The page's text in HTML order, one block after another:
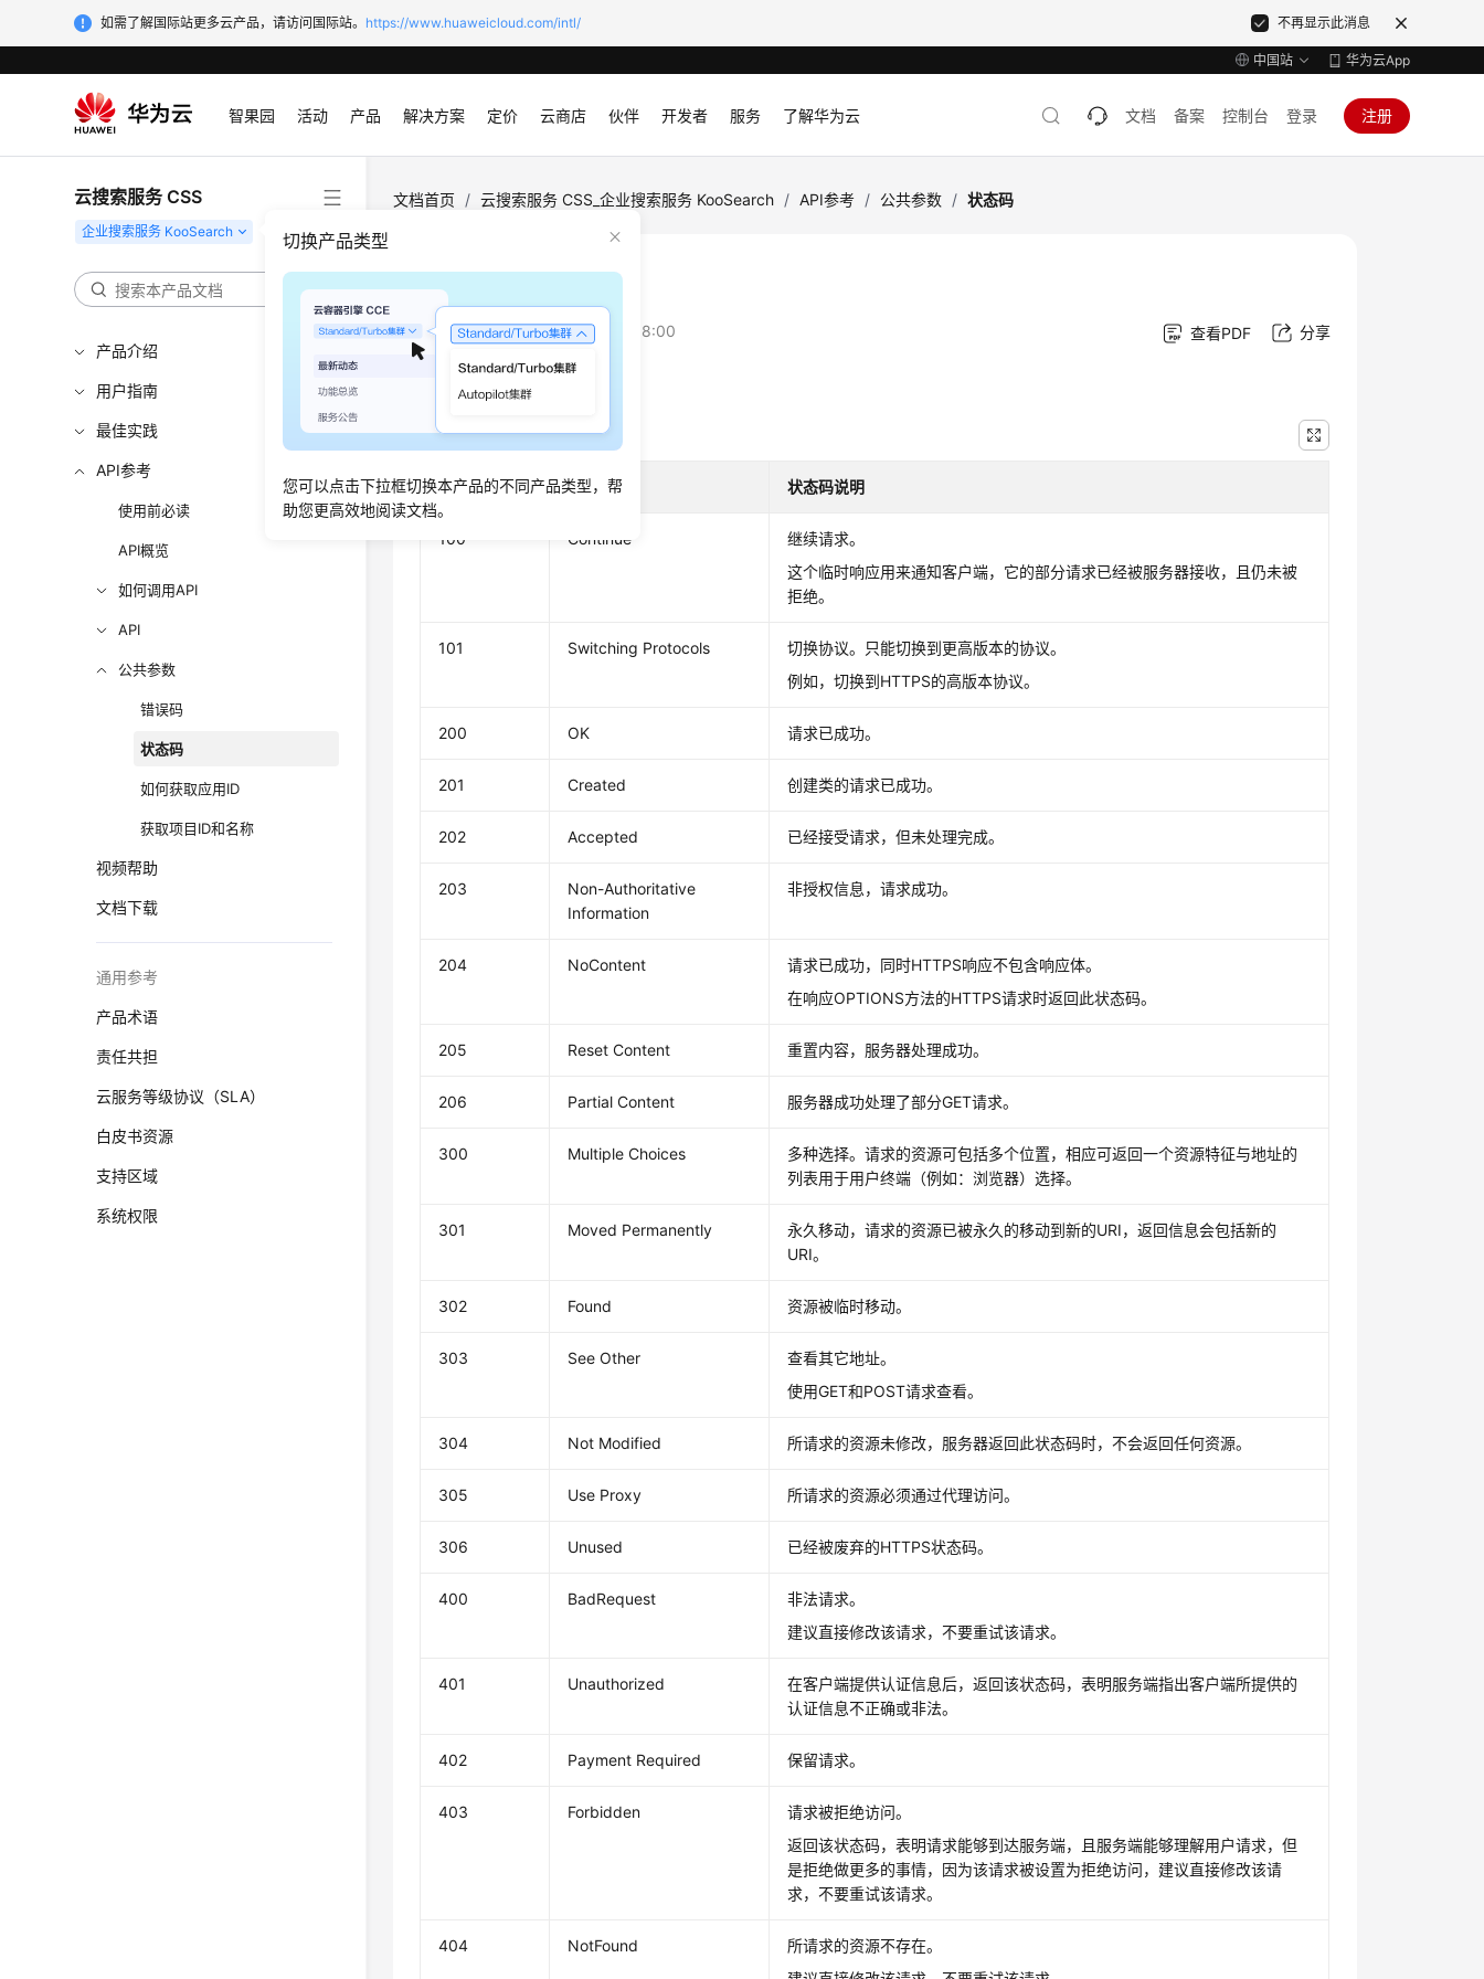
如需了解国际站更多云产品，请访问国际站。 https://www.huaweicloud.com/intl/ 不再显示此消息
中国站 华为云App
智果园 活动 产品 解决方案 定价 云商店 伙伴 开发者 服务 了解华为云 文档 备案 控制台 登录 注册
云搜索服务 CSS
切换产品类型
您可以点击下拉框切换本产品的不同产品类型，帮
助您更高效地阅读文档。
产品介绍
用户指南
最佳实践
API参考
使用前必读
API概览
如何调用API
API
公共参数
错误码
状态码
如何获取应用ID
获取项目ID和名称
视频帮助
文档下载
通用参考
产品术语
责任共担
云服务等级协议（SLA）
白皮书资源
支持区域
系统权限
文档首页 / 云搜索服务 CSS_企业搜索服务 KooSearch / API参考 / 公共参数 / 状态码
状态码
更新时间：2025-07-22 GMT+08:00 查看PDF 分享
状态码如表1所示。
表1状态码说明
状态码 编码 状态码说明
100 Continue
继续请求。
这个临时响应用来通知客户端，它的部分请求已经被服务器接收，且仍未被
拒绝。
101 Switching Protocols
切换协议。只能切换到更高版本的协议。
例如，切换到HTTPS的高版本协议。
200 OK 请求已成功。
201 Created 创建类的请求已成功。
202 Accepted 已经接受请求，但未处理完成。
203
Non-Authoritative
Information
非授权信息，请求成功。
204 NoContent
请求已成功，同时HTTPS响应不包含响应体。
在响应OPTIONS方法的HTTPS请求时返回此状态码。
205 Reset Content 重置内容，服务器处理成功。
206 Partial Content 服务器成功处理了部分GET请求。
300 Multiple Choices
多种选择。请求的资源可包括多个位置，相应可返回一个资源特征与地址的
列表用于用户终端（例如：浏览器）选择。
301 Moved Permanently
永久移动，请求的资源已被永久的移动到新的URI，返回信息会包括新的
URI。
302 Found 资源被临时移动。
303 See Other
查看其它地址。
使用GET和POST请求查看。
304 Not Modified 所请求的资源未修改，服务器返回此状态码时，不会返回任何资源。
305 Use Proxy 所请求的资源必须通过代理访问。
306 Unused 已经被废弃的HTTPS状态码。
400 BadRequest
非法请求。
建议直接修改该请求，不要重试该请求。
401 Unauthorized
在客户端提供认证信息后，返回该状态码，表明服务端指出客户端所提供的
认证信息不正确或非法。
402 Payment Required 保留请求。
403 Forbidden
请求被拒绝访问。
返回该状态码，表明请求能够到达服务端，且服务端能够理解用户请求，但
是拒绝做更多的事情，因为该请求被设置为拒绝访问，建议直接修改该请
求，不要重试该请求。
404 NotFound
所请求的资源不存在。